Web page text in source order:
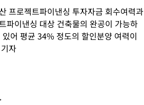
프로젝트파이낸싱 투자자금 회수여력과
파이낸싱 대상 건축물의 완공이 가능하
어 평균 34% 정도의 할인분양 여력이
자